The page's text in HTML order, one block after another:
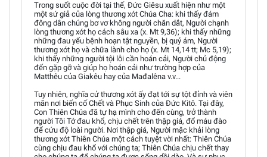
Trong suốt cuộc đời tại thế, Đức Giêsu xuất hiện như một
một sứ giả của lòng thương xót Chúa Cha: khi thấy đám
đông dân chúng bơ vơ không người chăn dắt, Người chạnh
lòng thương xót họ cách sâu xa (x. Mt 9,36); khi thấy những
những đau yếu bệnh hoạn tật nguyền, bị quỷ ám, Người
thương xót họ và chữa lành cho họ (x. Mt 14,14 tt; Mc 5,19);
khi thấy những người tội lỗi cần hoán cải, Người chủ động
đến gặp gỡ và giúp họ hoán cải như trường hợp của
Matthêu của Giakêu hay của Mađalêna v.v...
Tuy nhiên, nghĩa cử thương xót ấy đạt tới sự tột đỉnh và viên
mãn nơi biến cố Chết và Phục Sinh của Đức Kitô. Tại đây,
Con Thiên Chúa đã tự hạ mình cho đến cùng, trở thành
người Tôi Tớ đau khổ, chịu chết trên thập giá, đổ máu đào
để cứu độ loài người. Nơi thập giá, Người mặc khải lòng
thương xót Thiên Chúa một cách tuyệt vời nhất: Thiên Chúa
cùng chịu đau khổ với chúng ta; Thiên Chúa chịu chết thay